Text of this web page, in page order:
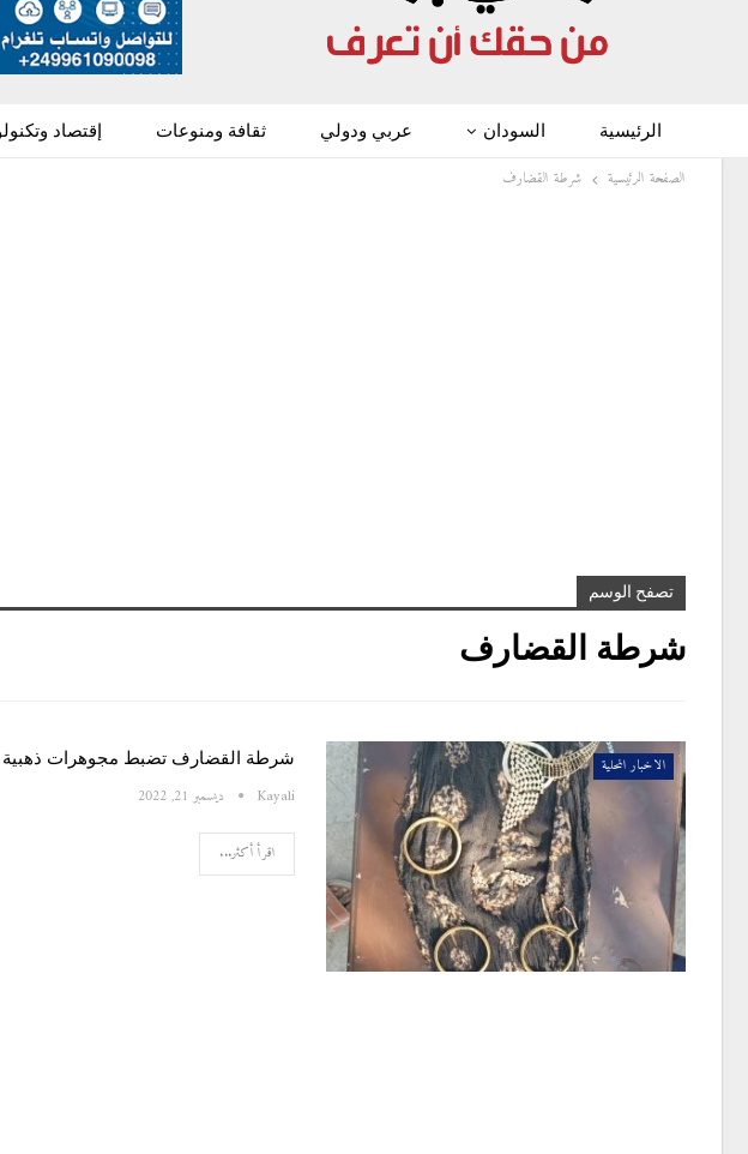
الرئيسية السودان عربي ودولي ثقافة ومنوعات إقتصاد
الصفحة الرئيسية شرطة القضارف
تصفح الوسم
شرطة القضارف
الاخبار المحلية شرطة القضارف تضبط مجوهرات
Kayali ديسمبر 21, 2022
اقرأ أكثر...